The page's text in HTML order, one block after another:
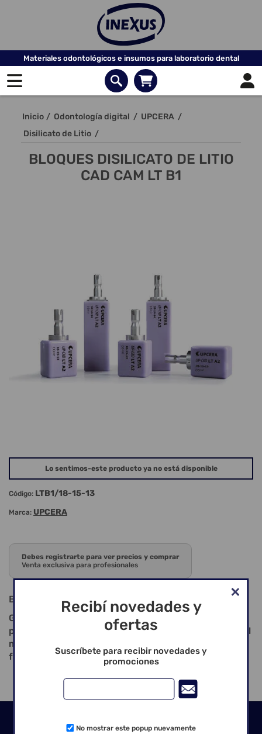
Materiales odontológicos e insumos para laboratorio dental
Inicio / Odontología digital / UPCERA /
Disilicato de Litio /
BLOQUES DISILICATO DE LITIO
CAD CAM LT B1
Lo sentimos-este producto ya no está disponible
Código: LTB1/18-15-13
Marca: UPCERA
Debes registrarte para ver precios y comprar
Venta exclusiva para profesionales
BLOQUE CAD CAM DISILICATO DE LITIO
Gracias a su estética superior, sus excelentes
propiedades mecánicas y su alta tolerancia técnica, el
material proporciona excelentes resultados para la
fabricación de restauraciones de Disilicato de Litio
Recibí novedades y
ofertas
Suscríbete para recibir novedades y
promociones
No mostrar este popup nuevamente